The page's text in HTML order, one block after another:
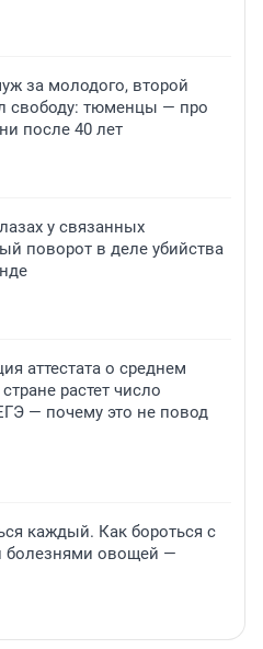
за молодого, второй
свободу: тюменцы — про
после 40 лет
у связанных
поворот в деле убийства
аттестата о среднем
растет число
— почему это не повод
каждый. Как бороться с
болезнями овощей —